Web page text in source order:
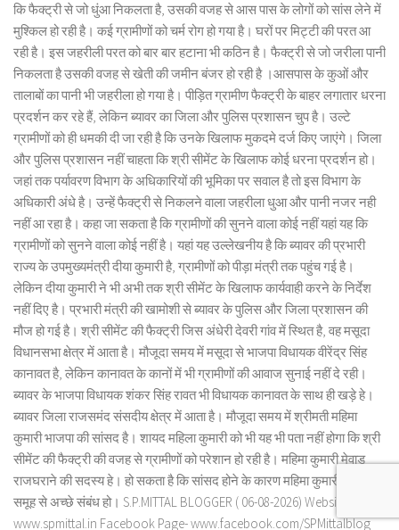
कि फैक्ट्री से जो धुंआ निकलता है, उसकी वजह से आस पास के लोगों को सांस लेने में
मुश्किल हो रही है। कई ग्रामीणों को चर्म रोग हो गया है। घरों पर मिट्टी की परत आ
रही है। इस जहरीली परत को बार बार हटाना भी कठिन है। फैक्ट्री से जो जरीला पानी
निकलता है उसकी वजह से खेती की जमीन बंजर हो रही है ।आसपास के कुओं और
तालाबों का पानी भी जहरीला हो गया है। पीड़ित ग्रामीण फैक्ट्री के बाहर लगातार धरना
प्रदर्शन कर रहे हैं, लेकिन ब्यावर का जिला और पुलिस प्रशासन चुप है। उल्टे
ग्रामीणों को ही धमकी दी जा रही है कि उनके खिलाफ मुकदमे दर्ज किए जाएंगे। जिला
और पुलिस प्रशासन नहीं चाहता कि श्री सीमेंट के खिलाफ कोई धरना प्रदर्शन हो।
जहां तक पर्यावरण विभाग के अधिकारियों की भूमिका पर सवाल है तो इस विभाग के
अधिकारी अंधे है। उन्हें फैक्ट्री से निकलने वाला जहरीला धुआ और पानी नजर नही
नहीं आ रहा है। कहा जा सकता है कि ग्रामीणों की सुनने वाला कोई नहीं यहां यह कि
ग्रामीणों को सुनने वाला कोई नहीं है। यहां यह उल्लेखनीय है कि ब्यावर की प्रभारी
राज्य के उपमुख्यमंत्री दीया कुमारी है, ग्रामीणों को पीड़ा मंत्री तक पहुंच गई है।
लेकिन दीया कुमारी ने भी अभी तक श्री सीमेंट के खिलाफ कार्यवाही करने के निर्देश
नहीं दिए है। प्रभारी मंत्री की खामोशी से ब्यावर के पुलिस और जिला प्रशासन की
मौज हो गई है। श्री सीमेंट की फैक्ट्री जिस अंधेरी देवरी गांव में स्थित है, वह मसूदा
विधानसभा क्षेत्र में आता है। मौजूदा समय में मसूदा से भाजपा विधायक वीरेंद्र सिंह
कानावत है, लेकिन कानावत के कानों में भी ग्रामीणों की आवाज सुनाई नहीं दे रही।
ब्यावर के भाजपा विधायक शंकर सिंह रावत भी विधायक कानावत के साथ ही खड़े हे।
ब्यावर जिला राजसमंद संसदीय क्षेत्र में आता है। मौजूदा समय में श्रीमती महिमा
कुमारी भाजपा की सांसद है। शायद महिला कुमारी को भी यह भी पता नहीं होगा कि श्री
सीमेंट की फैक्ट्री की वजह से ग्रामीणों को परेशान हो रही है। महिमा कुमारी मेवाड़
राजघराने की सदस्य हे। हो सकता है कि सांसद होने के कारण महिमा कुमारी के बांगड़
समूह से अच्छे संबंध हो। S.P.MITTAL BLOGGER ( 06-08-2026) Website-
www.spmittal.in Facebook Page- www.facebook.com/SPMittalblog